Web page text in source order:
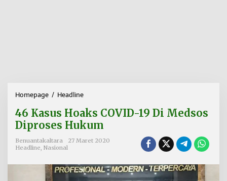
Homepage / Headline
K
a
s
u
o
a
46 Kasus Hoaks COVID-19 Di Medsos
Diproses Hukum
Benuantakaltara
27 Maret 2020
Headline Nasional